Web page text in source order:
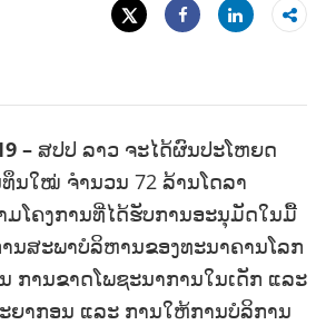
Tweet
Share
Share
– ສປປ ລາວ ຈະໄດ້ຜົນປະໂຫຍດ
ນໃໝ່ ຈຳນວນ 72 ລ້ານໂດລາ
ໂຄງການທີ່ໄດ້ຮັບການອະນຸມັດໃນມື້
ນສະພາບໍລິຫານຂອງທະນາຄານໂລກ
ການຂາດໂພຊະນາການໃນເດັກ ແລະ
ຍາ​ກອນ ແລະ ການໃຫ້ການບໍລິການ